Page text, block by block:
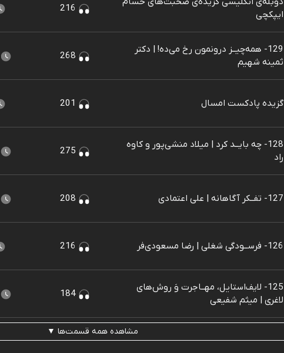
ایپکچی
129- همه‌چیــز درونمون رخ می‌ده! | دکتر
ثمینه شهیم
گزیده پادکست امسال
128- چه بایــد کرد | میلاد منشی‌پور و کاوه
راد
127- تفــکر آگاهانه | علی اعتمادی
126- فرســودگی شغلی | رضا مسعودی‌فر
125- لایف‌استایل، مهــاجرت وَ روش‌های
لاغری | میثم شفیعی
184
مشاهده همه قسمت‌ها ▼